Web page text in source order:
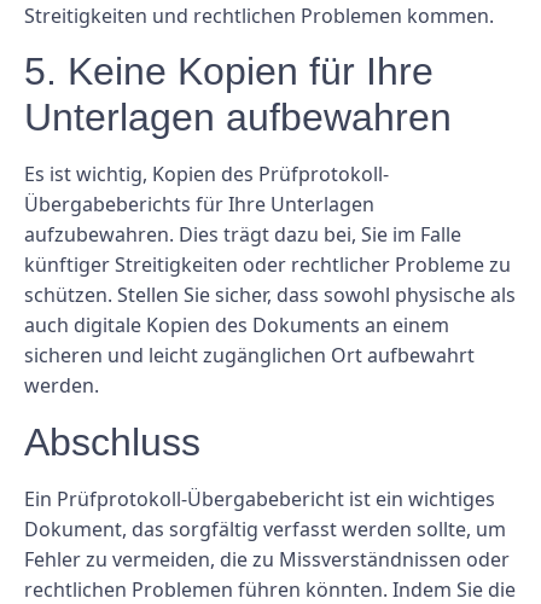
Streitigkeiten und rechtlichen Problemen kommen.
5. Keine Kopien für Ihre
Unterlagen aufbewahren
Es ist wichtig, Kopien des Prüfprotokoll-
Übergabeberichts für Ihre Unterlagen
aufzubewahren. Dies trägt dazu bei, Sie im Falle
künftiger Streitigkeiten oder rechtlicher Probleme zu
schützen. Stellen Sie sicher, dass sowohl physische als
auch digitale Kopien des Dokuments an einem
sicheren und leicht zugänglichen Ort aufbewahrt
werden.
Abschluss
Ein Prüfprotokoll-Übergabebericht ist ein wichtiges
Dokument, das sorgfältig verfasst werden sollte, um
Fehler zu vermeiden, die zu Missverständnissen oder
rechtlichen Problemen führen könnten. Indem Sie die